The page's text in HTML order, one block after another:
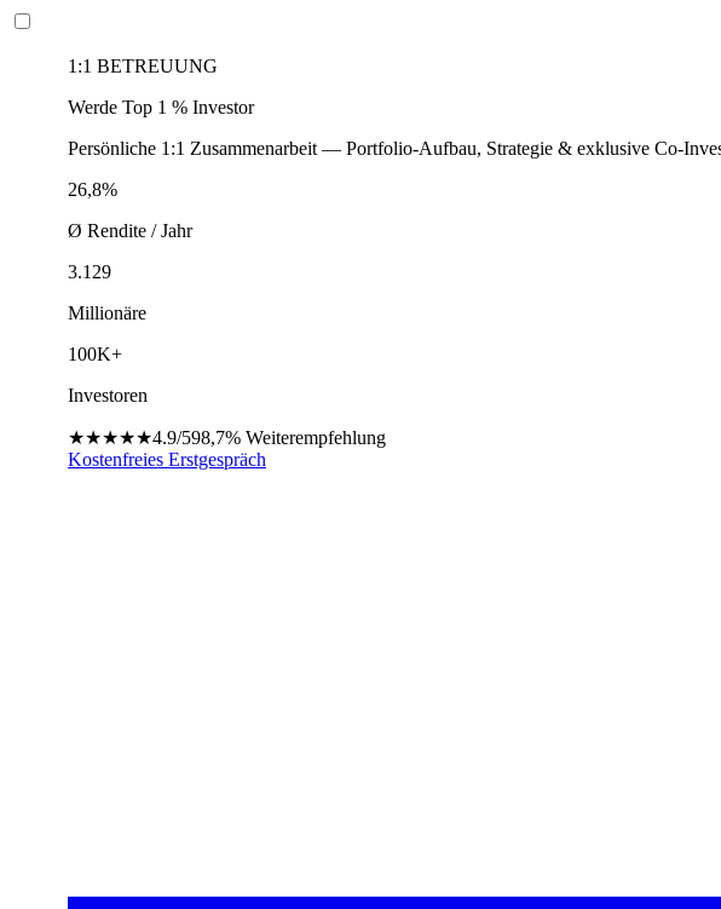
1:1 BETREUUNG
Werde Top 1 % Investor
Persönliche 1:1 Zusammenarbeit — Portfolio-Aufbau, Strategie & exklusive Co-
26,8%
Ø Rendite / Jahr
3.129
Millionäre
100K+
Investoren
★★★★★4.9/598,7% Weiterempfehlung
Kostenfreies Erstgespräch